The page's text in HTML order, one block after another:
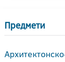
Предмети